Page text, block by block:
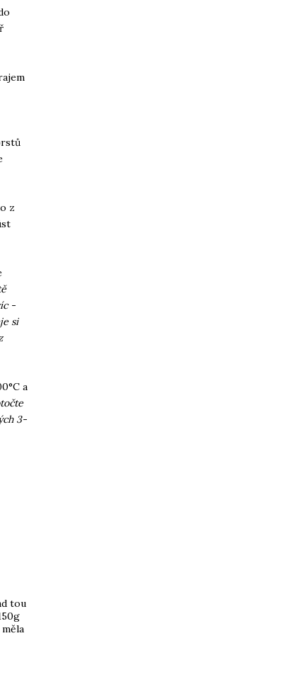
z
-
si
a
3-
tou